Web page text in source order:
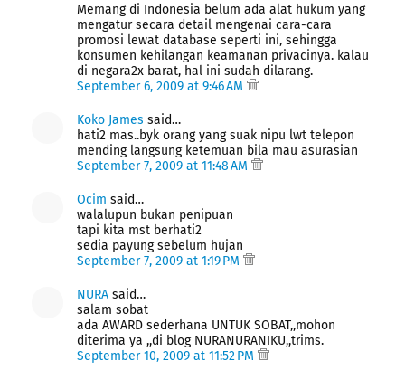
Memang di Indonesia belum ada alat hukum yang
mengatur secara detail mengenai cara-cara
promosi lewat database seperti ini, sehingga
konsumen kehilangan keamanan privacinya. kalau
di negara2x barat, hal ini sudah dilarang.
September 6, 2009 at 9:46 AM
Koko James said…
hati2 mas..byk orang yang suak nipu lwt telepon
mending langsung ketemuan bila mau asurasian
September 7, 2009 at 11:48 AM
Ocim said…
walalupun bukan penipuan
tapi kita mst berhati2
sedia payung sebelum hujan
September 7, 2009 at 1:19 PM
NURA said…
salam sobat
ada AWARD sederhana UNTUK SOBAT,,mohon
diterima ya ,,di blog NURANURANIKU,,trims.
September 10, 2009 at 11:52 PM